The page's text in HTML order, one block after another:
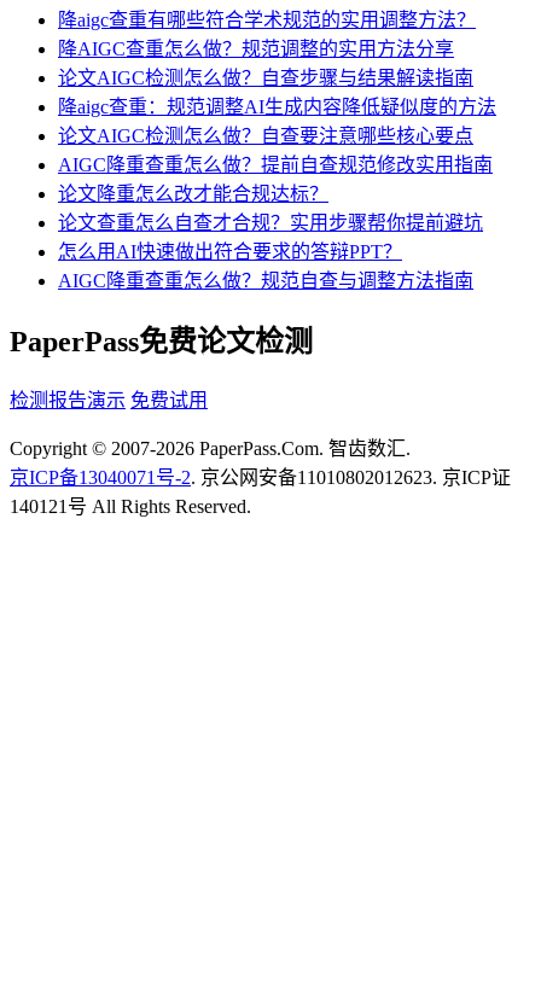
降aigc查重有哪些符合学术规范的实用调整方法？
降AIGC查重怎么做？规范调整的实用方法分享
论文AIGC检测怎么做？自查步骤与结果解读指南
降aigc查重：规范调整AI生成内容降低疑似度的方法
论文AIGC检测怎么做？自查要注意哪些核心要点
AIGC降重查重怎么做？提前自查规范修改实用指南
论文降重怎么改才能合规达标？
论文查重怎么自查才合规？实用步骤帮你提前避坑
怎么用AI快速做出符合要求的答辩PPT？
AIGC降重查重怎么做？规范自查与调整方法指南
PaperPass免费论文检测
检测报告演示 免费试用
Copyright © 2007-2026 PaperPass.Com. 智齿数汇.
京ICP备13040071号-2. 京公网安备11010802012623. 京ICP证
140121号 All Rights Reserved.